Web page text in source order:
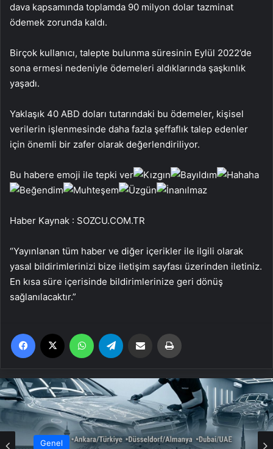
dava kapsamında toplamda 90 milyon dolar tazminat
ödemek zorunda kaldı.
Birçok kullanıcı, talepte bulunma süresinin Eylül 2022’de
sona ermesi nedeniyle ödemeleri aldıklarında şaşkınlık
yaşadı.
Yaklaşık 40 ABD doları tutarındaki bu ödemeler, kişisel
verilerin işlenmesinde daha fazla şeffaflık talep edenler
için önemli bir zafer olarak değerlendiriliyor.
Bu habere emoji ile tepki ver
Haber Kaynak : SOZCU.COM.TR
“Yayınlanan tüm haber ve diğer içerikler ile ilgili olarak
yasal bildirimlerinizi bize iletişim sayfası üzerinden iletiniz.
En kısa süre içerisinde bildirimlerinize geri dönüş
sağlanılacaktır.”
Facebook WhatsApp Email'den paylaş
Genel